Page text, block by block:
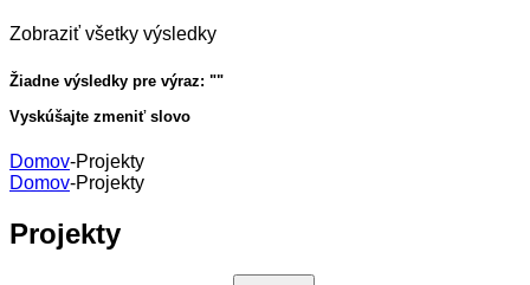
Zobraziť všetky výsledky
Žiadne výsledky pre výraz: ""
Vyskúšajte zmeniť slovo
Domov-Projekty
Domov-Projekty
Projekty